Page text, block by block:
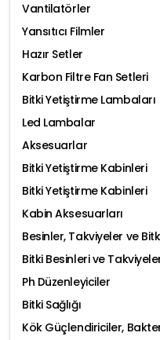
Vantilatörler
Yansıtıcı Filmler
Hazır Setler
Karbon Filtre Fan Setleri
Bitki Yetiştirme Lambaları
Led Lambalar
Aksesuarlar
Bitki Yetiştirme Kabinleri
Bitki Yetiştirme Kabinleri
Kabin Aksesuarları
Besinler, Takviyeler ve
Bitki Besinleri ve
Ph Düzenleyiciler
Bitki Sağlığı
Kök Güçlendiriciler,